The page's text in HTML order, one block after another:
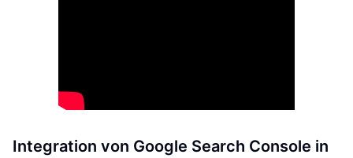
Integration von Google Search Console in